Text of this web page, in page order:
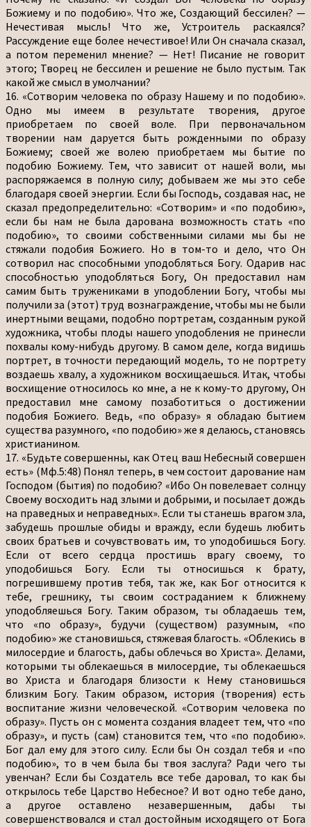
Божиему и по подобию». Что же, Создающий бессилен? —
Нечестивая мысль! Что же, Устроитель раскаялся?
Рассуждение еще более нечестивое! Или Он сначала сказал,
а потом переменил мнение? — Нет! Писание не говорит
этого; Творец не бессилен и решение не было пустым. Так
какой же смысл в умолчании?
16. «Сотворим человека по образу Нашему и по подобию».
Одно мы имеем в результате творения, другое
приобретаем по своей воле. При первоначальном
творении нам даруется быть рожденными по образу
Божиему; своей же волею приобретаем мы бытие по
подобию Божиему. Тем, что зависит от нашей воли, мы
распоряжаемся в полную силу; добываем же мы это себе
благодаря своей энергии. Если бы Господь, создавая нас, не
сказал предопределительно: «Сотворим» и «по подобию»,
если бы нам не была дарована возможность стать «по
подобию», то своими собственными силами мы бы не
стяжали подобия Божиего. Но в том-то и дело, что Он
сотворил нас способными уподобляться Богу. Одарив нас
способностью уподобляться Богу, Он предоставил нам
самим быть тружениками в уподоблении Богу, чтобы мы
получили за (этот) труд вознаграждение, чтобы мы не были
инертными вещами, подобно портретам, созданным рукой
художника, чтобы плоды нашего уподобления не принесли
похвалы кому-нибудь другому. В самом деле, когда видишь
портрет, в точности передающий модель, то не портрету
воздаешь хвалу, а художником восхищаешься. Итак, чтобы
восхищение относилось ко мне, а не к кому-то другому, Он
предоставил мне самому позаботиться о достижении
подобия Божиего. Ведь, «по образу» я обладаю бытием
существа разумного, «по подобию» же я делаюсь, становясь
христианином.
17. «Будьте совершенны, как Отец ваш Небесный совершен
есть» (Мф.5:48) Понял теперь, в чем состоит дарование нам
Господом (бытия) по подобию? «Ибо Он повелевает солнцу
Своему восходить над злыми и добрыми, и посылает дождь
на праведных и неправедных». Если ты станешь врагом зла,
забудешь прошлые обиды и вражду, если будешь любить
своих братьев и сочувствовать им, то уподобишься Богу.
Если от всего сердца простишь врагу своему, то
уподобишься Богу. Если ты относишься к брату,
погрешившему против тебя, так же, как Бог относится к
тебе, грешнику, ты своим состраданием к ближнему
уподобляешься Богу. Таким образом, ты обладаешь тем,
что «по образу», будучи (существом) разумным, «по
подобию» же становишься, стяжевая благость. «Облекись в
милосердие и благость, дабы облечься во Христа». Делами,
которыми ты облекаешься в милосердие, ты облекаешься
во Христа и благодаря близости к Нему становишься
близким Богу. Таким образом, история (творения) есть
воспитание жизни человеческой. «Сотворим человека по
образу». Пусть он с момента создания владеет тем, что «по
образу», и пусть (сам) становится тем, что «по подобию».
Бог дал ему для этого силу. Если бы Он создал тебя и «по
подобию», то в чем была бы твоя заслуга? Ради чего ты
увенчан? Если бы Создатель все тебе даровал, то как бы
открылось тебе Царство Небесное? И вот одно тебе дано,
а другое оставлено незавершенным, дабы ты
совершенствовался и стал достойным исходящего от Бога